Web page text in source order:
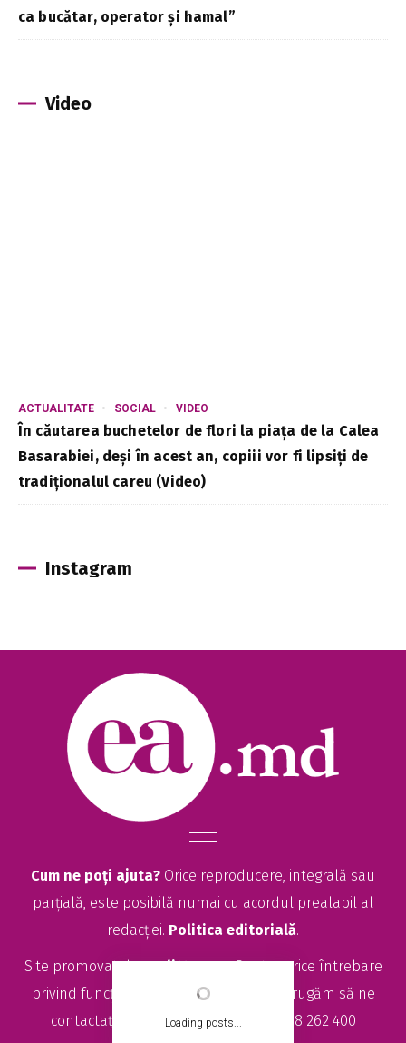
Loading posts...
ca bucătar, operator și hamal”
Video
ACTUALITATE SOCIAL VIDEO
În căutarea buchetelor de flori la piața de la Calea
Basarabiei, deși în acest an, copiii vor fi lipsiți de
tradiționalul careu (Video)
Instagram
Cum ne poți ajuta? Orice reproducere, integrală sau
parțială, este posibilă numai cu acordul prealabil al
redacției. Politica editorială.
Site promovat deseolitte.com. Pentru orice întrebare
privind funcționarea site-ului EA.md, vă rugăm să ne
contactați la
sales@ea.mdsau +373 78 262 400